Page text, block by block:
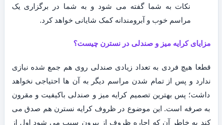
نکات به شما گفته می شود و به شما در برگزاری یک
مراسم خوب و آبرومندانه کمک شایانی خواهد کرد.
مزایای کرایه میز و صندلی در نسترن چیست؟
قطعا هیچ فردی به تعداد زیادی صندلی روی هم جمع شده نیازی
ندارد و پس از تمام شدن مراسم دیگر به آن ها احتیاجی نخواهد
داشت؛ پس بهترین تصمیم کرایه میز و صندلی باکیفیت و مقرون
به صرفه است. این موضوع در ظروف کرایه نسترن هم صدق می
کند به خاطر آن که اجاره ظروف از بیرون سبب می شود اول از